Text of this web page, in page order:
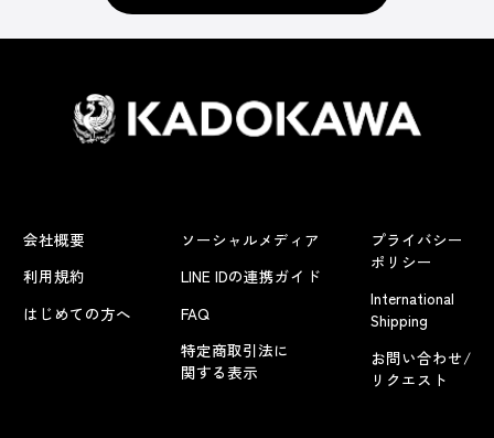
会社概要
利用規約
はじめての方へ
ソーシャルメディア
LINE IDの連携ガイド
FAQ
特定商取引法に
関する表示
プライバシー
ポリシー
International
Shipping
お問い合わせ/
リクエスト